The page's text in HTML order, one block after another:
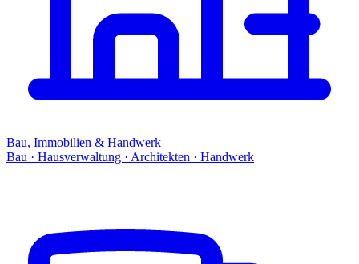
Bau, Immobilien & Handwerk
Bau · Hausverwaltung · Architekten · Handwerk